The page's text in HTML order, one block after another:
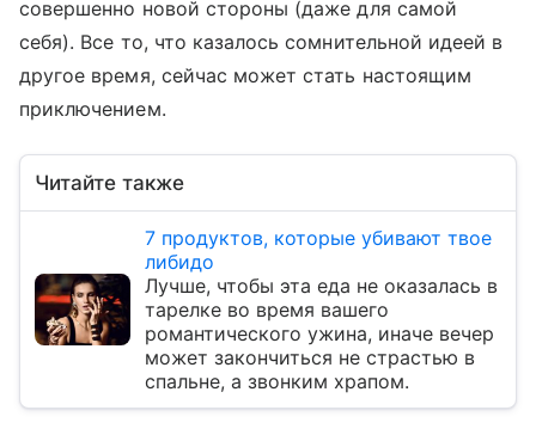
совершенно новой стороны (даже для самой
себя). Все то, что казалось сомнительной идеей в
другое время, сейчас может стать настоящим
приключением.
Читайте также
7 продуктов, которые убивают твое
либидо
Лучше, чтобы эта еда не оказалась в
тарелке во время вашего
романтического ужина, иначе вечер
может закончиться не страстью в
спальне, а звонким храпом.